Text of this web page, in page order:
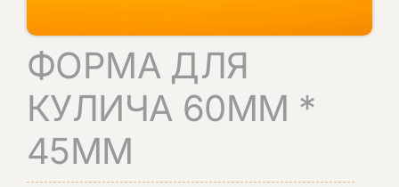
ПОИСК
ФОРМА ДЛЯ
КУЛИЧА 60ММ *
45ММ